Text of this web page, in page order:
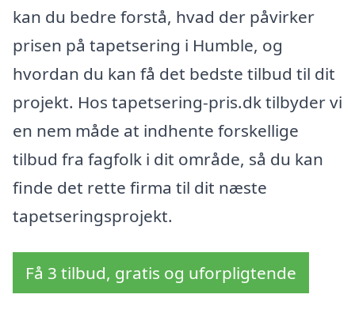
kan du bedre forstå, hvad der påvirker
prisen på tapetsering i Humble, og
hvordan du kan få det bedste tilbud til dit
projekt. Hos tapetsering-pris.dk tilbyder vi
en nem måde at indhente forskellige
tilbud fra fagfolk i dit område, så du kan
finde det rette firma til dit næste
tapetseringsprojekt.
Få 3 tilbud, gratis og uforpligtende